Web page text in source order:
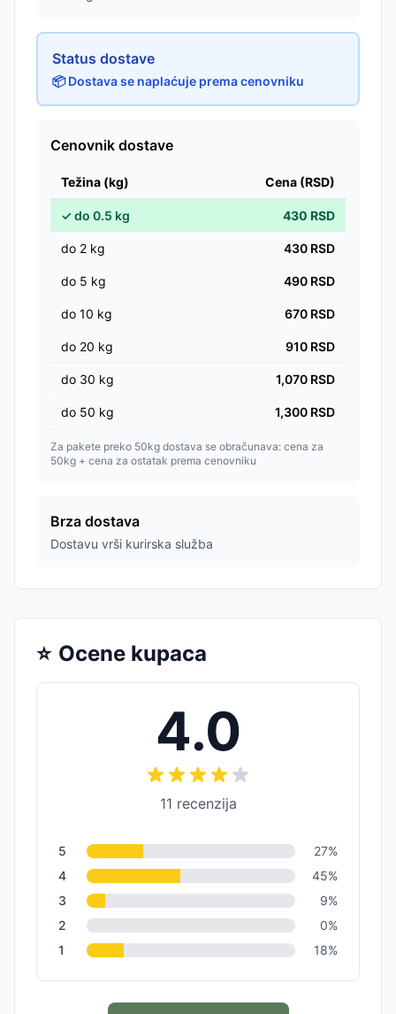
Status dostave
📦 Dostava se naplaćuje prema cenovniku
Cenovnik dostave
Težina (kg) Cena (RSD)
✓do 0.5 kg 430 RSD
do 2 kg 430 RSD
do 5 kg 490 RSD
do 10 kg 670 RSD
do 20 kg 910 RSD
do 30 kg 1,070 RSD
do 50 kg 1,300 RSD
Za pakete preko 50kg dostava se obračunava: cena za
50kg + cena za ostatak prema cenovniku
Brza dostava
Dostavu vrši kurirska služba
⭐ Ocene kupaca
4.0
11 recenzija
5 27%
4
45%
3
9%
2
0%
1
18%